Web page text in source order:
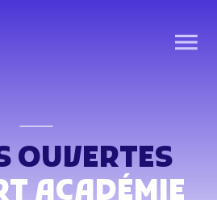
OUVERTES
ACADÉMIE